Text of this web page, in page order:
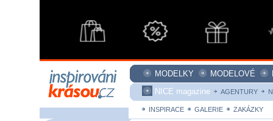
MODELKY MODELOVÉ
NICE magazine
AGENTURY
INSPIRACE GALERIE ZAKÁZKY